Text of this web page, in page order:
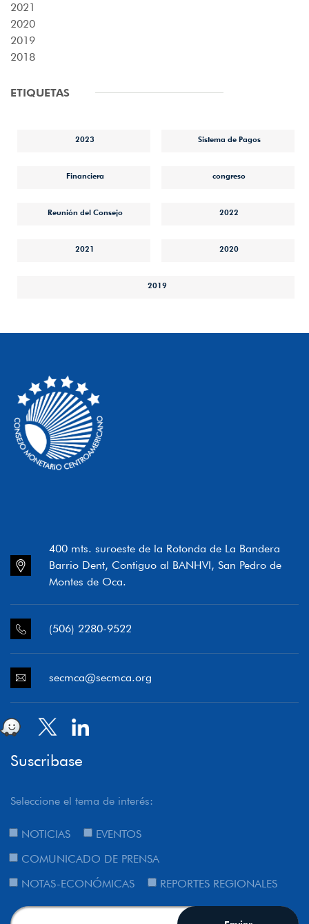
2021
2020
2019
2018
ETIQUETAS
2023 Sistema de Pagos
Financiera congreso
Reunión del Consejo 2022
2021 2020
2019
400 mts. suroeste de la Rotonda de La Bandera
Barrio Dent, Contiguo al BANHVI, San Pedro de
Montes de Oca.
(506) 2280-9522
secmca@secmca.org
Suscribase
Seleccione el tema de interés:
NOTICIAS
EVENTOS
COMUNICADO DE PRENSA
NOTAS-ECONÓMICAS
REPORTES REGIONALES